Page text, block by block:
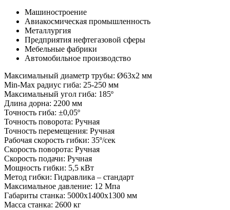
Машиностроение
Авиакосмическая промышленность
Металлургия
Предприятия нефтегазовой сферы
Мебельные фабрики
Автомобильное производство
Максимальный диаметр трубы: Ø63х2 мм
Min-Max радиус гиба: 25-250 мм
Максимальный угол гиба: 185º
Длина дорна: 2200 мм
Точность гиба: ±0,05º
Точность поворота: Ручная
Точность перемещения: Ручная
Рабочая скорость гибки: 35º/сек
Скорость поворота: Ручная
Скорость подачи: Ручная
Мощность гибки: 5,5 кВт
Метод гибки: Гидравлика – стандарт
Максимальное давление: 12 Мпа
Габариты станка: 5000х1400х1300 мм
Масса станка: 2600 кг